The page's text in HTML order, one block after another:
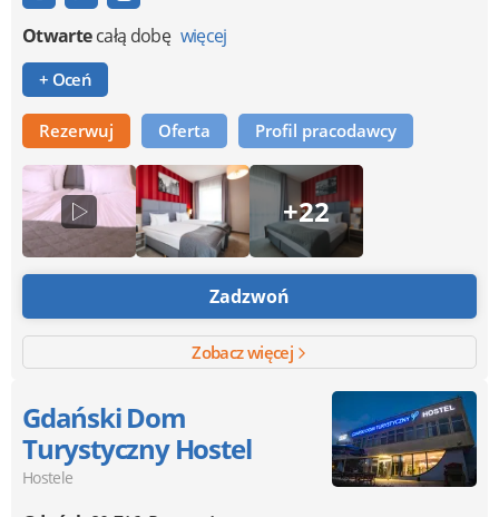
Otwartecałą dobę więcej
+ Oceń
Rezerwuj Oferta Profil pracodawcy
+22
Zadzwoń
Zobacz więcej
Gdański Dom
Turystyczny Hostel
Hostele